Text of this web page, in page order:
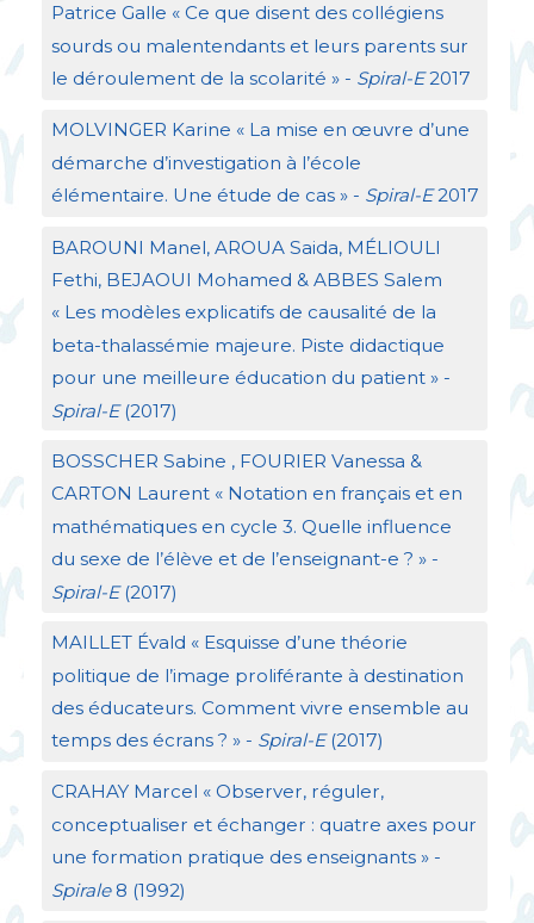
Patrice Galle « Ce que disent des collégiens
sourds ou malentendants et leurs parents sur
le déroulement de la scolarité » - Spiral-E2017
MOLVINGER Karine « La mise en œuvre d’une
démarche d’investigation à l’école
élémentaire. Une étude de cas » - Spiral-E2017
BAROUNI Manel, AROUASaida, MÉLIOULI
Fethi, BEJAOUI Mohamed & ABBES Salem
« Les modèles explicatifs de causalité de la
beta-thalassémie majeure. Piste didactique
pour une meilleure éducation du patient » -
Spiral-E(2017)
BOSSCHER Sabine , FOURIER Vanessa &
CARTON Laurent « Notation en français et en
mathématiques en cycle 3. Quelle influence
du sexe de l’élève et de l’enseignant-e ? » -
Spiral-E(2017)
MAILLETÉvald « Esquisse d’une théorie
politique de l’image proliférante à destination
des éducateurs. Comment vivre ensemble au
temps des écrans ? » - Spiral-E(2017)
CRAHAYMarcel « Observer, réguler,
conceptualiser et échanger : quatre axes pour
une formation pratique des enseignants » -
Spirale8 (1992)